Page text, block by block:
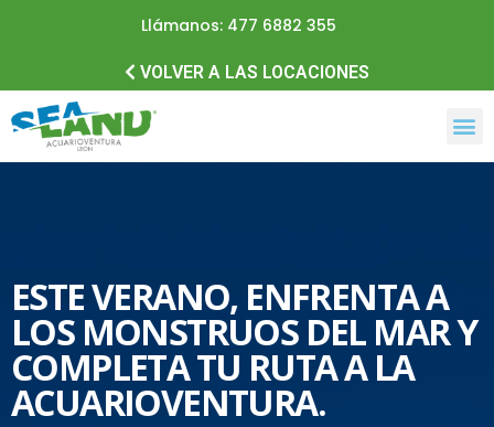
Llámanos: 477 6882 355
VOLVER A LAS LOCACIONES
ESTE VERANO, ENFRENTA A
LOS MONSTRUOS DEL MAR Y
COMPLETA TU RUTA A LA
ACUARIOVENTURA.